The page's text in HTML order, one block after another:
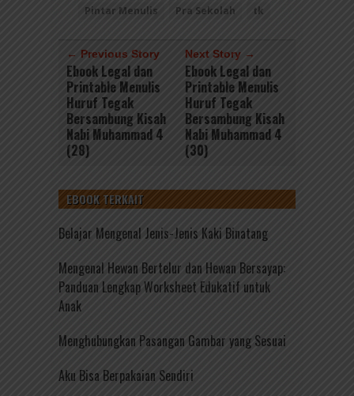
Pintar Menulis
Pra Sekolah tk
← Previous Story
Ebook Legal dan
Printable Menulis
Huruf Tegak
Bersambung Kisah
Nabi Muhammad 4
(28)
Next Story →
Ebook Legal dan
Printable Menulis
Huruf Tegak
Bersambung Kisah
Nabi Muhammad 4
(30)
EBOOK TERKAIT
Belajar Mengenal Jenis-Jenis Kaki Binatang
Mengenal Hewan Bertelur dan Hewan Bersayap:
Panduan Lengkap Worksheet Edukatif untuk
Anak
Menghubungkan Pasangan Gambar yang Sesuai
Aku Bisa Berpakaian Sendiri